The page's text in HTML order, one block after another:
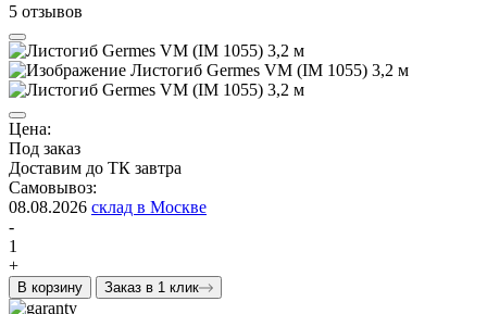
5 отзывов
Цена:
Под заказ
Доставим до ТК завтра
Самовывоз:
08.08.2026 склад в Москве
-
1
+
В корзину Заказ в 1 клик